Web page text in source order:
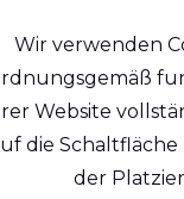
Wir verwenden
Website
die
der